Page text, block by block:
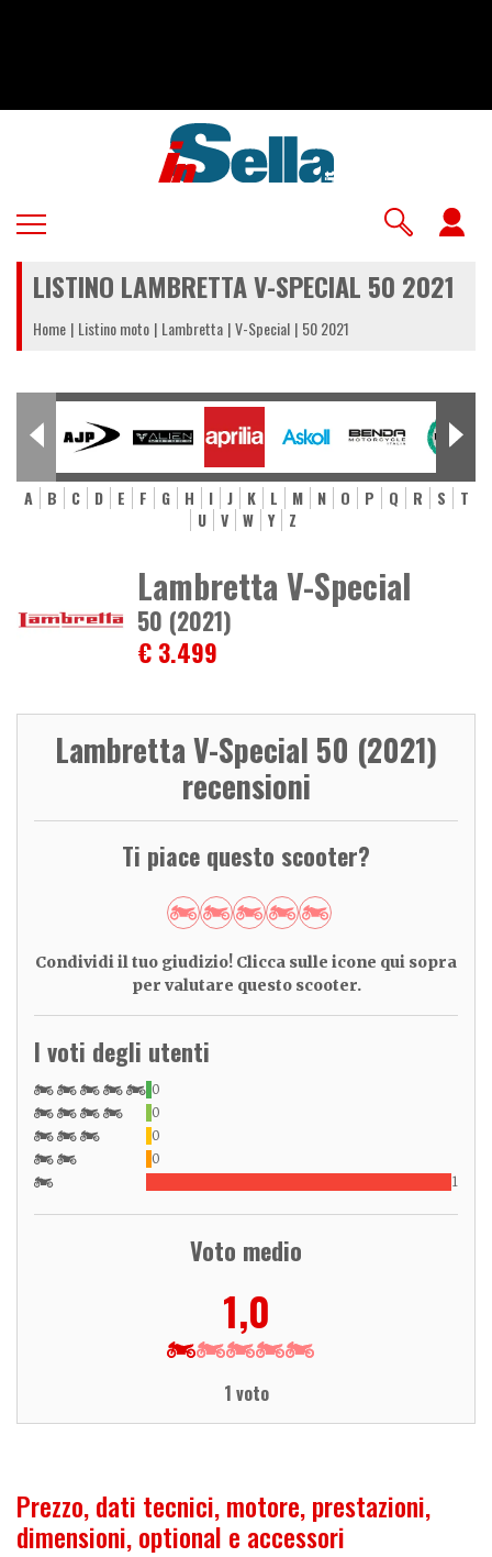
LISTINO LAMBRETTA V-SPECIAL 50 2021
Home Listino moto Lambretta V-Special 50 2021
A B C D E F G H I J K L M N O P Q R S
T
U
V W Y Z
Lambretta V-Special
50 (2021)
€ 3.499
Lambretta V-Special 50 (2021)
recensioni
Ti piace questo scooter?
Condividi il tuo giudizio! Clicca sulle icone qui sopra
per valutare questo scooter.
I voti degli utenti
0
0
0
0
1
Voto medio
1,0
1 voto
Prezzo, dati tecnici, motore, prestazioni,
dimensioni, optional e accessori